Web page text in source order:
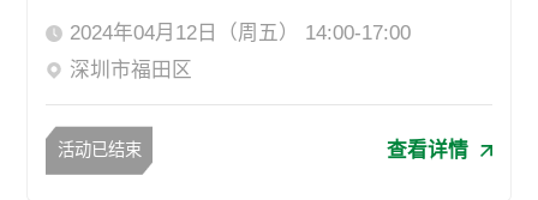
2024年04月12日（周五） 14:00-17:00
深圳市福田区
活动已结束 查看详情